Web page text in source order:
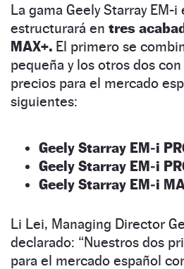
La gama Geely Starray EM-i
estructurará en tres
MAX+. El primero se
pequeña y los otros dos
precios para el mercado
siguientes:
Geely Starray EM‑i
Geely Starray EM‑i
Geely Starray EM‑i
Li Lei, Managing Director
declarado: “Nuestros dos
para el mercado español